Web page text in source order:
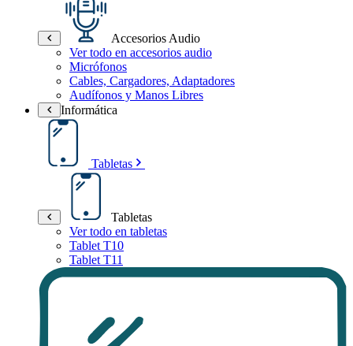
Accesorios Audio
Ver todo en accesorios audio
Micrófonos
Cables, Cargadores, Adaptadores
Audífonos y Manos Libres
Informática
Tabletas
Tabletas
Ver todo en tabletas
Tablet T10
Tablet T11